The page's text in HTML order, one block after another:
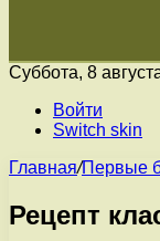
Суббота, 8
Войти
Switch skin
Главная/Первые
Рецепт